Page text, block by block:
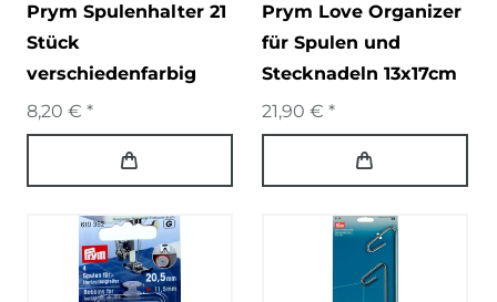
Prym Spulenhalter 21
Stück
verschiedenfarbig
8,20 € *
Prym Love Organizer
für Spulen und
Stecknadeln 13x17cm
21,90 € *